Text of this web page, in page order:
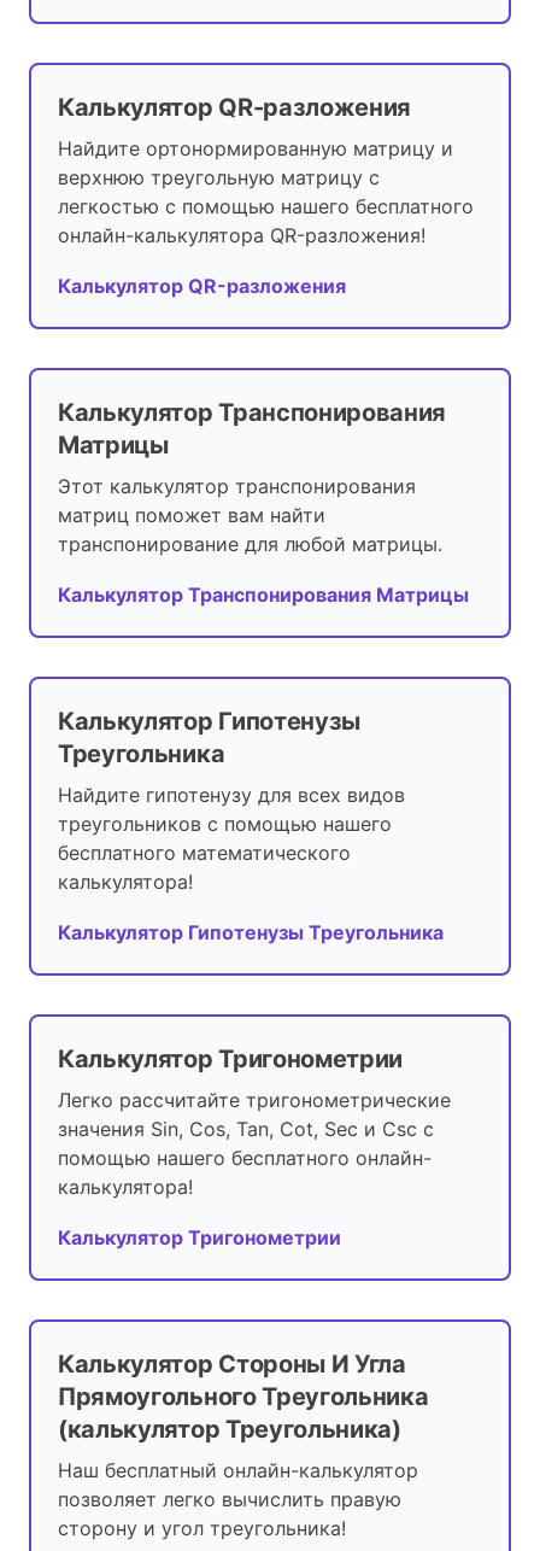
Калькулятор QR-разложения
Найдите ортонормированную матрицу и
верхнюю треугольную матрицу с
легкостью с помощью нашего бесплатного
онлайн-калькулятора QR-разложения!
Калькулятор QR-разложения
Калькулятор Транспонирования
Матрицы
Этот калькулятор транспонирования
матриц поможет вам найти
транспонирование для любой матрицы.
Калькулятор Транспонирования Матрицы
Калькулятор Гипотенузы
Треугольника
Найдите гипотенузу для всех видов
треугольников с помощью нашего
бесплатного математического
калькулятора!
Калькулятор Гипотенузы Треугольника
Калькулятор Тригонометрии
Легко рассчитайте тригонометрические
значения Sin, Cos, Tan, Cot, Sec и Csc с
помощью нашего бесплатного онлайн-
калькулятора!
Калькулятор Тригонометрии
Калькулятор Стороны И Угла
Прямоугольного Треугольника
(калькулятор Треугольника)
Наш бесплатный онлайн-калькулятор
позволяет легко вычислить правую
сторону и угол треугольника!